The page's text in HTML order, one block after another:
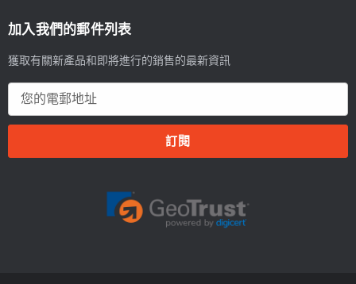
加入我們的郵件列表
獲取有關新產品和即將進行的銷售的最新資訊
郵